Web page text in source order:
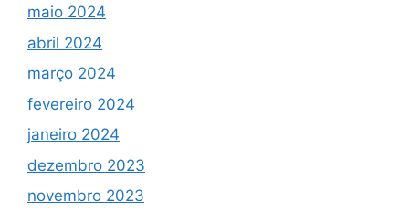
maio 2024
abril 2024
março 2024
fevereiro 2024
janeiro 2024
dezembro 2023
novembro 2023